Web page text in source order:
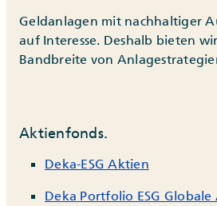
Geldanlagen mit nachhaltiger
auf Interesse. Deshalb bieten
Bandbreite von
Aktienfonds.
Deka-ESG Aktien
Deka Portfolio ESG